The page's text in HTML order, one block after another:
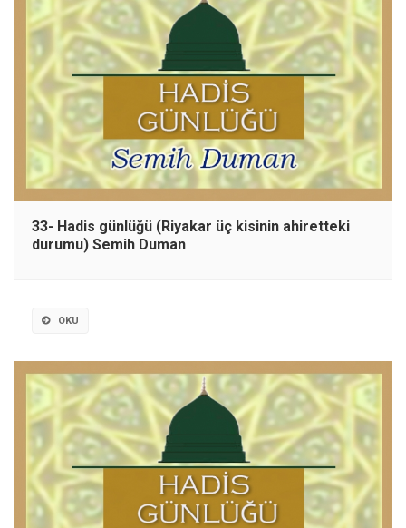
33- Hadis günlüğü (Riyakar üç kisinin ahiretteki
durumu) Semih Duman
OKU